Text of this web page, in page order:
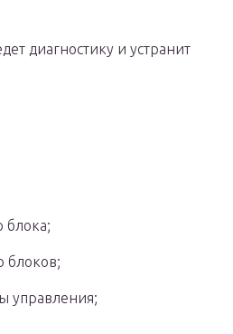
диагностику и устранит
блока;
блоков;
управления;